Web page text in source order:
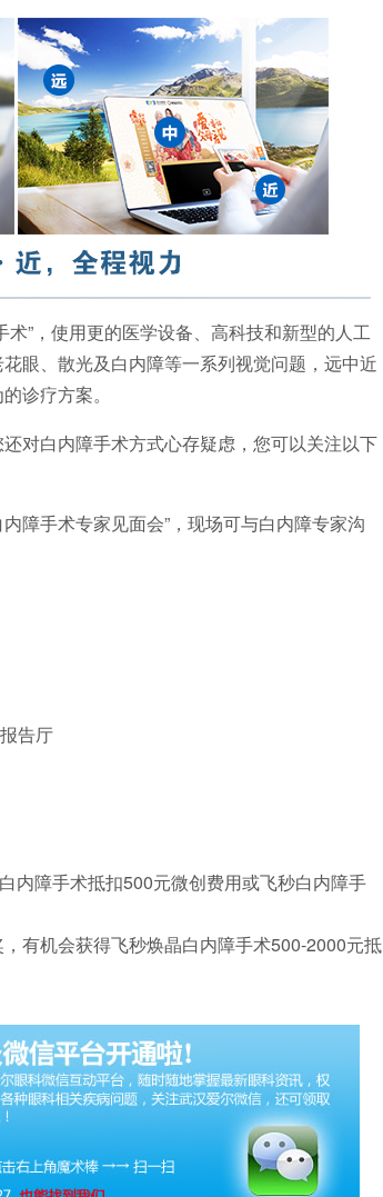
”，使用更的医学设备、高科技和新型的人工
眼、散光及白内障等一系列视觉问题，远中近
诊疗方案。
对白内障手术方式心存疑虑，您可以关注以下
障手术专家见面会”，现场可与白内障专家沟
告厅
内障手术抵扣500元微创费用或飞秒白内障手
有机会获得飞秒焕晶白内障手术500-2000元抵